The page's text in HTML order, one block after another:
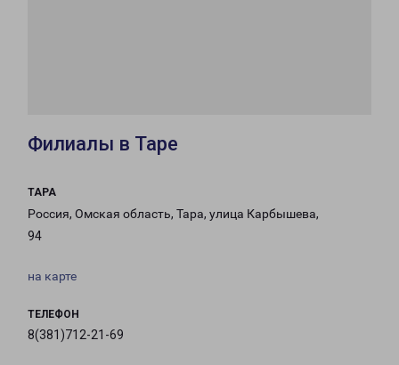
Филиалы в Таре
ТАРА
Россия, Омская область, Тара, улица Карбышева,
94
на карте
ТЕЛЕФОН
8(381)712-21-69